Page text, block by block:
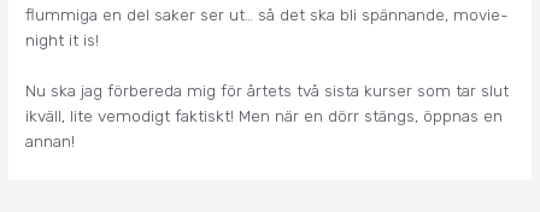
flummiga en del saker ser ut… så det ska bli spännande, movie-
night it is!
Nu ska jag förbereda mig för årtets två sista kurser som tar slut
ikväll, lite vemodigt faktiskt! Men när en dörr stängs, öppnas en
annan!